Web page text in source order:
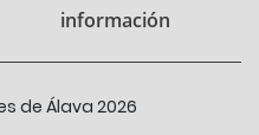
información
de Álava 2026